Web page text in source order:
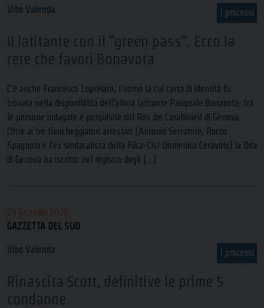
I processi
Vibo Valentia
Il latitante con il “green pass”. Ecco la
rete che favorì Bonavota
C’è anche Francesco Lopreiato, l’uomo la cui carta di identità fu
trovata nella disponibilità dell’allora latitante Pasquale Bonavota, tra
le persone indagate e perquisite dal Ros dei Carabinieri di Genova.
Oltre ai tre fiancheggiatori arrestati (Antonio Serratore, Rocco
Spagnolo e l’ex sindacalista della Filca-Cisl Domenico Ceravolo) la Dda
di Genova ha iscritto nel registro degli […]
29 Gennaio 2026
GAZZETTA DEL SUD
I processi
Vibo Valentia
Rinascita Scott, definitive le prime 5
condanne